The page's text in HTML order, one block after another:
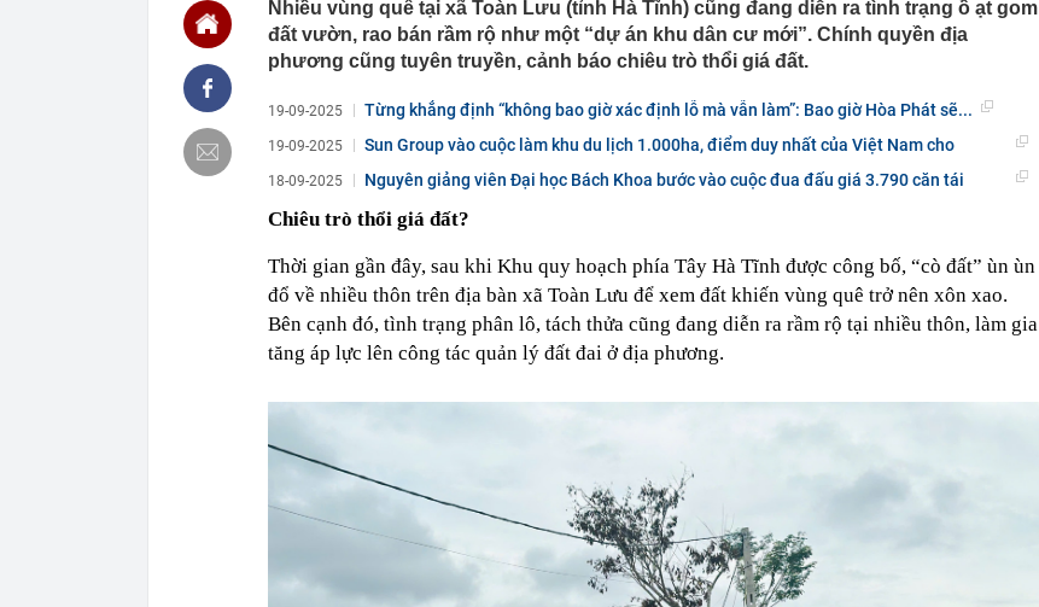
16:10
Công an đề nghị 3.055 chủ phương tiện mang biển số sau nhanh chóng
nộp phạt nguội theo Nghị định 168
bộ, cẩn thận chiêu trò lừa đảo
16:04
Việt Nam có 1 nơi mát mẻ quanh năm chỉ khoảng 20 độ, sở hữu cung
đường thuộc nhóm "tứ đại đỉnh đèo", được Oscar du lịch vinh danh
liên tục
đồng, 'cân' được xăng từ E20 đến E100
16:01
PNJ gây chú ý giữa tâm bão kim cương
16:00
Hai gói mì Ý làm lộ "vết nứt" trong nhiều gia đình có hai con
15:59
Lệnh khám xét chỗ ở, nơi làm việc, bắt tạm giam Chủ tịch HĐQT
Mekolor Võ Xuân Trường
15:56
Reddit trao thêm quyền cho AI: Có thể tự động xóa bài viết và bình
mức độ nhận diện ở TP.HCM thì lại không cao
Nhiều vùng quê tại xã Toàn Lưu (tỉnh Hà Tĩnh) cũng đang diễn ra tình trạng ồ ạt gom
đất vườn, rao bán rầm rộ như một “dự án khu dân cư mới”. Chính quyền địa
phương cũng tuyên truyền, cảnh báo chiêu trò thổi giá đất.
19-09-2025 Từng khẳng định “không bao giờ xác định lỗ mà vẫn làm”: Bao giờ Hòa Phát sẽ...
19-09-2025
Sun Group vào cuộc làm khu du lịch 1.000ha, điểm duy nhất của Việt Nam cho
18-09-2025
Nguyên giảng viên Đại học Bách Khoa bước vào cuộc đua đấu giá 3.790 căn tái
Chiêu trò thổi giá đất?
Thời gian gần đây, sau khi Khu quy hoạch phía Tây Hà Tĩnh được công bố, “cò đất” ùn ùn
đổ về nhiều thôn trên địa bàn xã Toàn Lưu để xem đất khiến vùng quê trở nên xôn xao.
Bên cạnh đó, tình trạng phân lô, tách thửa cũng đang diễn ra rầm rộ tại nhiều thôn, làm gia
tăng áp lực lên công tác quản lý đất đai ở địa phương.